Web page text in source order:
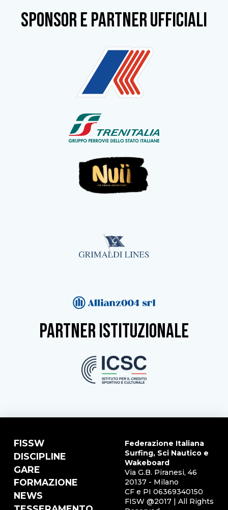
SPONSOR e partner ufficiali
partner istituzionale
FISSW
DISCIPLINE
GARE
FORMAZIONE
NEWS
Federazione Italiana
Surfing, Sci Nautico e
Wakeboard
Via G.B. Piranesi, 46
20137 - Milano
CF e PI 06369340150
FISW @2017 | All Rights